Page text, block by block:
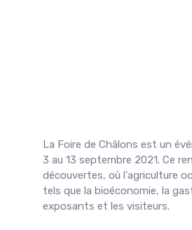
La Foire de Châlons est un
3 au 13 septembre 2021. Ce
découvertes, où l'agriculture
tels que la bioéconomie, la
exposants et les visiteurs.